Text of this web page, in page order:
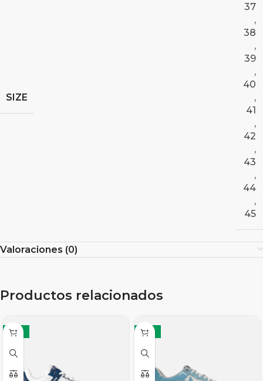
SIZE
37
,
38
,
39
,
40
,
41
,
42
,
43
,
44
,
45
Valoraciones (0)
Productos relacionados
-19% -12%